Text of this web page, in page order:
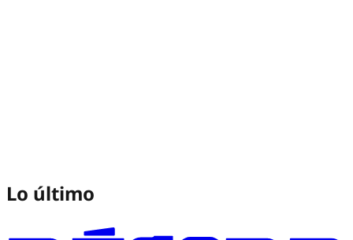
Lo último